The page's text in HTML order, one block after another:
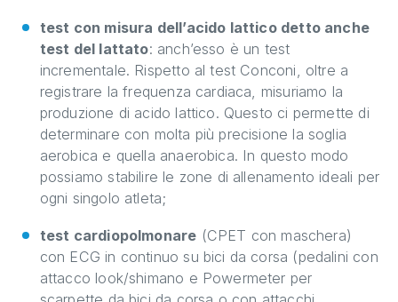
test con misura dell’acido lattico detto anche
test del lattato: anch’esso è un test
incrementale. Rispetto al test Conconi, oltre a
registrare la frequenza cardiaca, misuriamo la
produzione di acido lattico. Questo ci permette di
determinare con molta più precisione la soglia
aerobica e quella anaerobica. In questo modo
possiamo stabilire le zone di allenamento ideali per
ogni singolo atleta;
test cardiopolmonare (CPET con maschera)
con ECG in continuo su bici da corsa (pedalini con
attacco look/shimano e Powermeter per